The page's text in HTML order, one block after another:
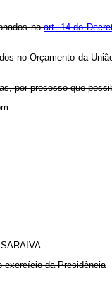
noart. 14 do
no Orçamento da
por processo que
exercício da Presidência